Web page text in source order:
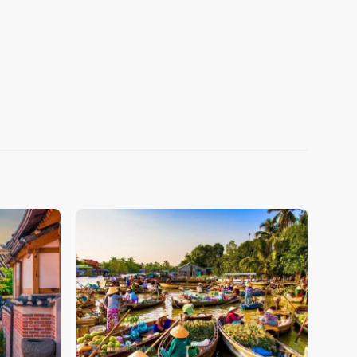
Add
wishlist
Add
to
wishlist